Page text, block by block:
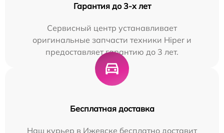
Гарантия до 3-х лет
Сервисный центр устанавливает
оригинальные запчасти техники Hiper и
предоставляет гарантию до 3 лет.
Бесплатная доставка
Наш курьер в Ижевске бесплатно доставит